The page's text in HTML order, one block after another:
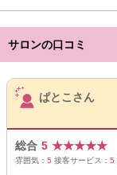
サロンの口コミ
サロ
ぱとこさん
総合 5 ★★★★★
雰囲気： 5 接客サービス： 5